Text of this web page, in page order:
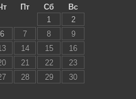
Пт Сб
Вс
1
2
6 7 8
9
14 15
16
21 22
23
28 29
30